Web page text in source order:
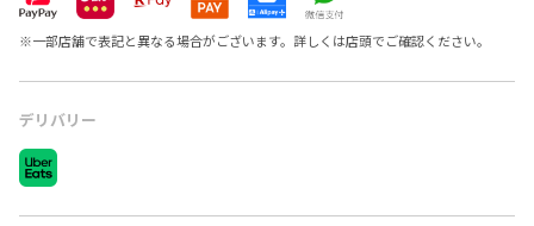
※一部店舗で表記と異なる場合がございます。詳しくは店頭でご確認ください。
デリバリー